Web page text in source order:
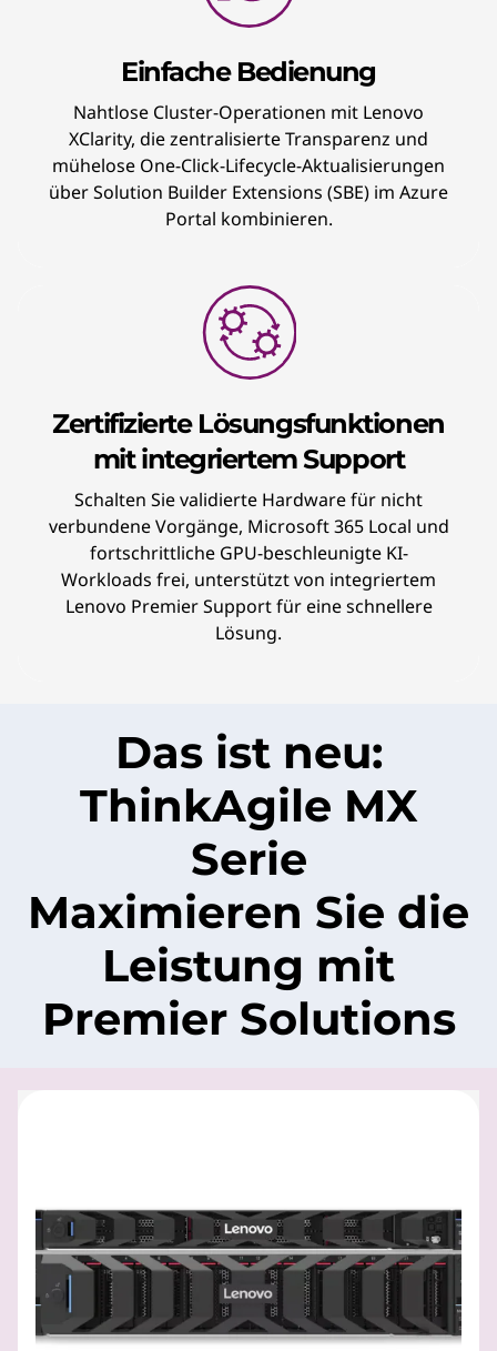
Einfache Bedienung
Nahtlose Cluster-Operationen mit Lenovo
XClarity, die zentralisierte Transparenz und
mühelose One-Click-Lifecycle-Aktualisierungen
über Solution Builder Extensions (SBE) im Azure
Portal kombinieren.
Zertifizierte Lösungsfunktionen
mit integriertem Support
Schalten Sie validierte Hardware für nicht
verbundene Vorgänge, Microsoft 365 Local und
fortschrittliche GPU-beschleunigte KI-
Workloads frei, unterstützt von integriertem
Lenovo Premier Support für eine schnellere
Lösung.
Das ist neu:
ThinkAgile MX
Serie
Maximieren Sie die
Leistung mit
Premier Solutions